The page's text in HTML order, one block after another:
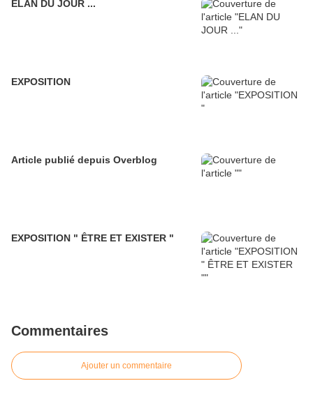
ELAN DU JOUR ...
EXPOSITION
Article publié depuis Overblog
EXPOSITION " ÊTRE ET EXISTER "
Commentaires
Ajouter un commentaire